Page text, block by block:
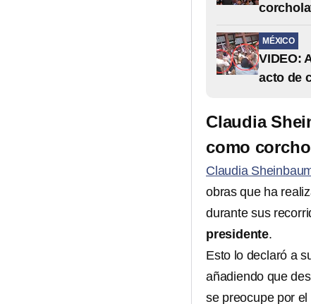
MÉXICO
VIDEO:
acto de
Claudia
como
Claudia
obras que ha
durante sus
presidente.
Esto lo declaró a
añadiendo que
se preocupe por